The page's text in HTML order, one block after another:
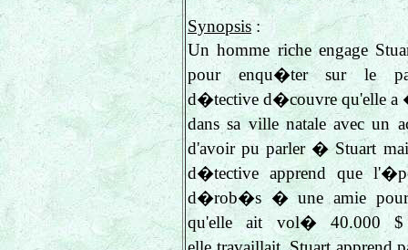
Synopsis:
Un homme riche engage
pour enqu�ter sur le
d�tective d�couvre qu'elle a
dans sa ville natale avec un
d'avoir pu parler � Stuart
d�tective apprend que
d�rob�s � une amie
qu'elle ait vol� 40.000